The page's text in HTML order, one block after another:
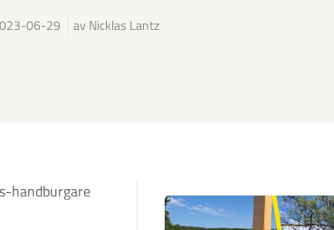
06-29 av Nicklas Lantz
handburgare